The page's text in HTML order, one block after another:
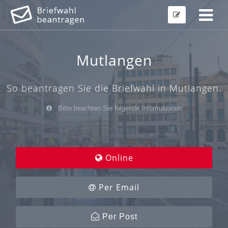
Mutlangen
So beantragen Sie die Briefwahl in Mutlangen.
Bitte beachten Sie folgende Informationen
Online
Per Email
Per Post